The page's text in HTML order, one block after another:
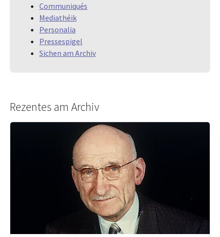
Communiqués
Mediathéik
Personalia
Pressespigel
Sichen am Archiv
Rezentes am Archiv